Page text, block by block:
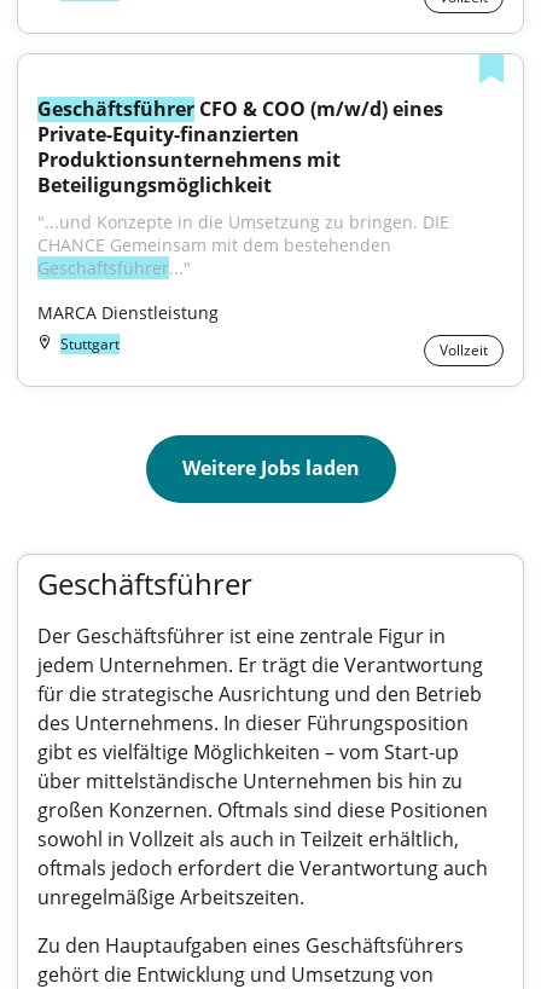
Geschäftsführer CFO & COO (m/w/d) eines
Private-Equity-finanzierten
Produktionsunternehmens mit
Beteiligungsmöglichkeit
"...und Konzepte in die Umsetzung zu bringen. DIE
Geschäftsführer..."
MARCA Dienstleistung
Stuttgart Vollzeit
Weitere Jobs laden
Geschäftsführer
Der Geschäftsführer ist eine zentrale Figur in
jedem Unternehmen. Er trägt die Verantwortung
für die strategische Ausrichtung und den Betrieb
des Unternehmens. In dieser Führungsposition
gibt es vielfältige Möglichkeiten – vom Start-up
über mittelständische Unternehmen bis hin zu
großen Konzernen. Oftmals sind diese Positionen
sowohl in Vollzeit als auch in Teilzeit erhältlich,
oftmals jedoch erfordert die Verantwortung auch
unregelmäßige Arbeitszeiten.
Zu den Hauptaufgaben eines Geschäftsführers
gehört die Entwicklung und Umsetzung von